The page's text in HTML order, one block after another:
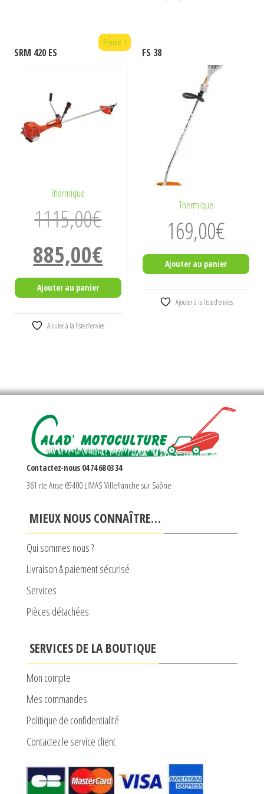
Promo !
SRM 420 ES
Thermique
1115,00€
Le
prix
initial
était :
1115,00€.
885,00€Le
prix
actuel
est :
885,00€.
Ajouter au panier
Ajouter à la liste d’envies
FS 38
Thermique
169,00€
Ajouter au panier
Ajouter à la liste d’envies
Contactez-nous 04 74 68 03 34
361 rte Anse 69400 LIMAS Villefranche sur Saône
MIEUX NOUS CONNAÎTRE…
Qui sommes nous ?
Livraison & paiement sécurisé
Services
Pièces détachées
SERVICES DE LA BOUTIQUE
Mon compte
Mes commandes
Politique de confidentialité
Contactez le service client